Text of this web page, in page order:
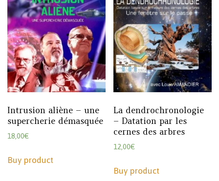
Intrusion aliène – une
supercherie démasquée
18,00€
Buy product
La dendrochronologie
– Datation par les
cernes des arbres
12,00€
Buy product